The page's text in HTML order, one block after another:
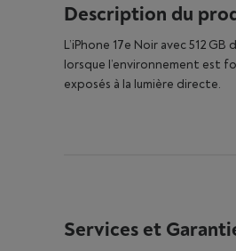
Description du
L’iPhone 17e Noir avec 512
lorsque l’environnement est
exposés à la lumière directe.
Services et